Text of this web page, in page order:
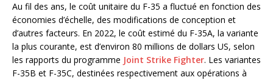
Au fil des ans, le coût unitaire du F-35 a fluctué en fonction des
économies d’échelle, des modifications de conception et
d’autres facteurs. En 2022, le coût estimé du F-35A, la variante
la plus courante, est d’environ 80 millions de dollars US, selon
les rapports du programme Joint Strike Fighter. Les variantes
F-35B et F-35C, destinées respectivement aux opérations à